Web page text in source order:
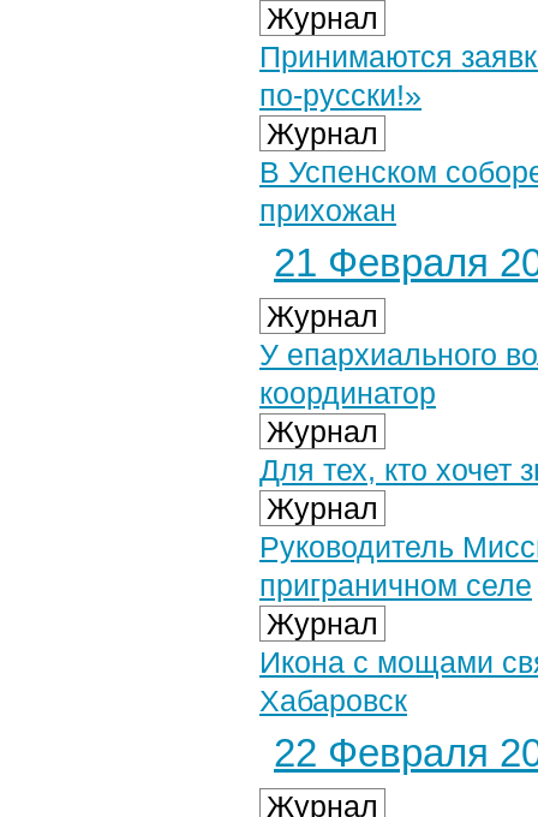
Журнал
Принимаются
по-русски!»
Журнал
В Успенском
прихожан
21 Февраля
Журнал
У епархиального
координатор
Журнал
Для тех, кто хочет
Журнал
Руководитель
приграничном селе
Журнал
Икона с мощами
Хабаровск
22 Февраля
Журнал